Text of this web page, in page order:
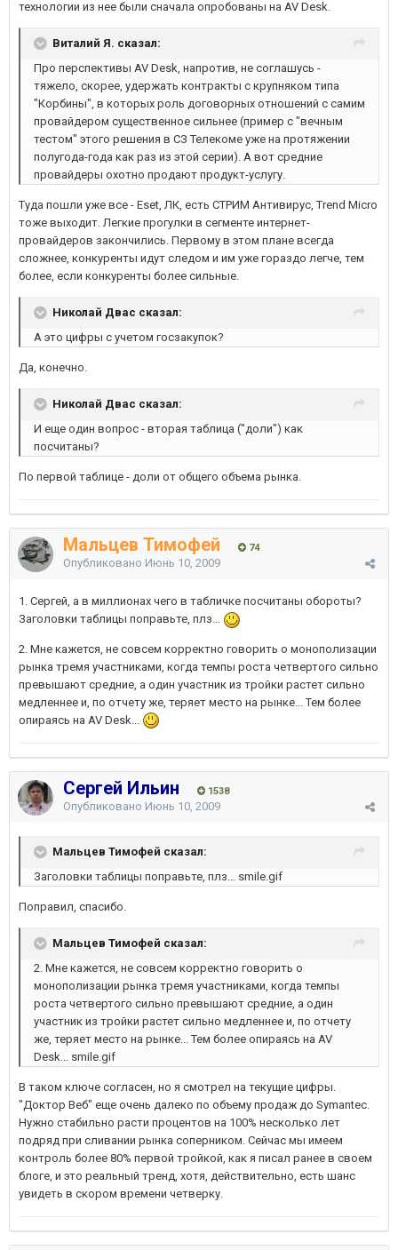
технологии из нее были сначала опробованы на AV Desk.
Виталий Я. сказал:
Про перспективы AV Desk, напротив, не соглашусь -
тяжело, скорее, удержать контракты с крупняком типа
"Корбины", в которых роль договорных отношений с самим
провайдером существенное сильнее (пример с "вечным
тестом" этого решения в СЗ Телекоме уже на протяжении
полугода-года как раз из этой серии). А вот средние
провайдеры охотно продают продукт-услугу.
Туда пошли уже все - Eset, ЛК, есть СТРИМ Антивирус, Trend Micro
тоже выходит. Легкие прогулки в сегменте интернет-
провайдеров закончились. Первому в этом плане всегда
сложнее, конкуренты идут следом и им уже гораздо легче, тем
более, если конкуренты более сильные.
Николай Двас сказал:
А это цифры с учетом госзакупок?
Да, конечно.
Николай Двас сказал:
И еще один вопрос - вторая таблица ("доли") как
посчитаны?
По первой таблице - доли от общего объема рынка.
Мальцев Тимофей 74
Опубликовано Июнь 10, 2009
1. Сергей, а в миллионах чего в табличке посчитаны обороты?
Заголовки таблицы поправьте, плз...
2. Мне кажется, не совсем корректно говорить о монополизации
рынка тремя участниками, когда темпы роста четвертого сильно
превышают средние, а один участник из тройки растет сильно
медленнее и, по отчету же, теряет место на рынке... Тем более
опираясь на AV Desk...
Сергей Ильин 1538
Опубликовано Июнь 10, 2009
Мальцев Тимофей сказал:
Заголовки таблицы поправьте, плз... smile.gif
Поправил, спасибо.
Мальцев Тимофей сказал:
2. Мне кажется, не совсем корректно говорить о
монополизации рынка тремя участниками, когда темпы
роста четвертого сильно превышают средние, а один
участник из тройки растет сильно медленнее и, по отчету
же, теряет место на рынке... Тем более опираясь на AV
Desk... smile.gif
В таком ключе согласен, но я смотрел на текущие цифры.
"Доктор Веб" еще очень далеко по объему продаж до Symantec.
Нужно стабильно расти процентов на 100% несколько лет
подряд при сливании рынка соперником. Сейчас мы имеем
контроль более 80% первой тройкой, как я писал ранее в своем
блоге, и это реальный тренд, хотя, действительно, есть шанс
увидеть в скором времени четверку.